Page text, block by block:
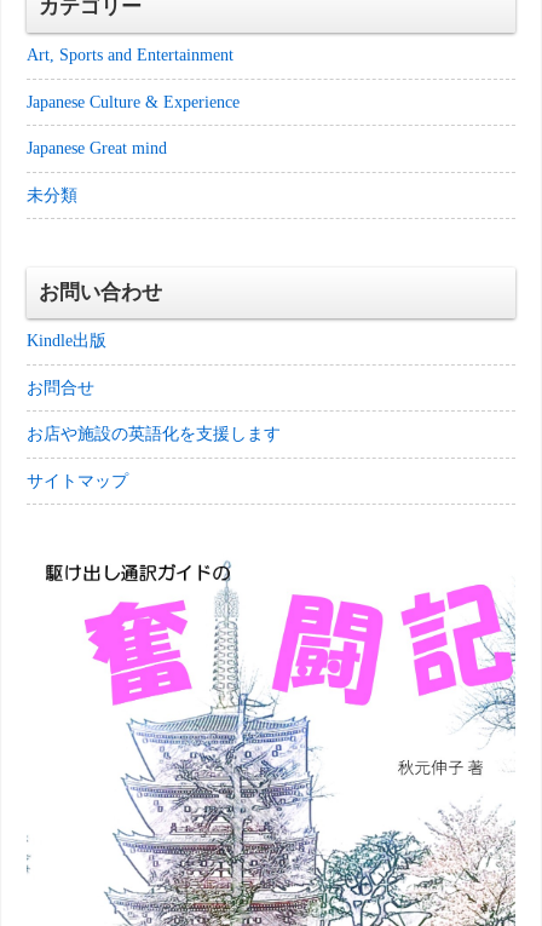
カテゴリー
Art, Sports and Entertainment
Japanese Culture & Experience
Japanese Great mind
未分類
お問い合わせ
Kindle出版
お問合せ
お店や施設の英語化を支援します
サイトマップ